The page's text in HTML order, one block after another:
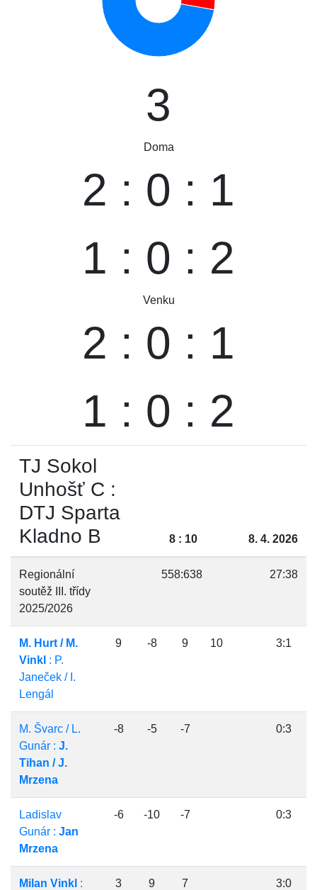
3
Doma
2 : 0 : 1
1 : 0 : 2
Venku
2 : 0 : 1
1 : 0 : 2
TJ Sokol
Unhošť C :
DTJ Sparta
Kladno B
8 : 10 8. 4. 2026
Regionální
soutěž III. třídy
2025/2026
558:638 27:38
M. Hurt / M.
Vinkl : P.
Janeček / I.
Lengál
9 -8 9 10 3:1
M. Švarc / L.
Gunár : J.
Tihan / J.
Mrzena
-8 -5 -7 0:3
Ladislav
Gunár : Jan
Mrzena
-6 -10 -7 0:3
Milan Vinkl :
3 9 7 3:0